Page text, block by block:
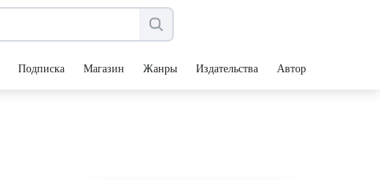
Подписка Магазин Жанры Издательства Авторы